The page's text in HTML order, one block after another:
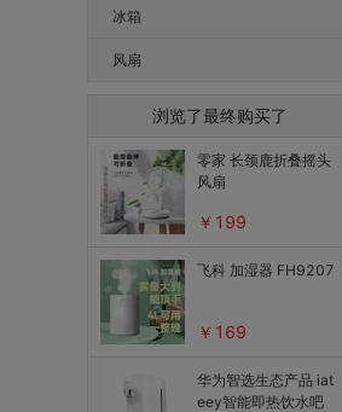
冰箱
风扇
浏览了最终购买了
零家 长颈鹿折叠摇头
风扇
￥199
飞科 加湿器 FH9207
￥169
华为智选生态产品 iat
eey智能即热饮水吧